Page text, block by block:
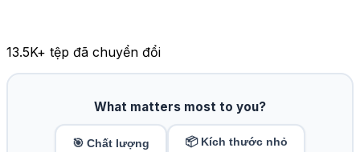
13.5K+ tệp đã chuyển đổi
What matters most to you?
🎯 Chất lượng 📦 Kích thước nhỏ